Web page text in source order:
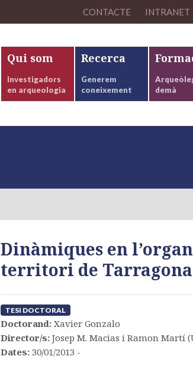
CONTACTE INTRANET
Qui som
Investigadors
en arqueologia
Recerca
Generem
coneixement
demà
Dinàmiques en
territori de Tarragona
TESI DOCTORAL
Doctorand: Xavier Gonzalo
Director/s: Josep M. Macias i Ramon Martí
Dates: 30/01/2013 -